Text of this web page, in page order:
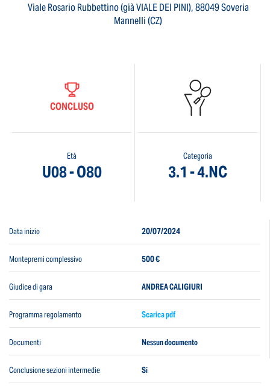
Viale Rosario Rubbettino (già VIALE DEI PINI), 88049 Soveria
Mannelli (CZ)
CONCLUSO
Età
U08 - O80
Categoria
3.1 - 4.NC
Data inizio 20/07/2024
Montepremi complessivo 500 €
Giudice di gara ANDREA CALIGIURI
Programma regolamento Scarica pdf
Documenti Nessun documento
Conclusione sezioni intermedie Si